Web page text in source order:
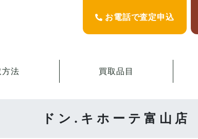
お電話で査定申込
方法 買取品目
ドン.キホーテ富山店